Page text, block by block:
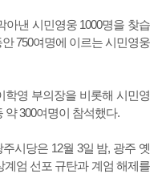
아낸 시민영웅 1000명을 찾습
750여명에 이르는 시민영웅
학영 부의장을 비롯해 시민영
약 300여명이 참석했다.
시당은 12월 3일 밤, 광주 옛
엄 선포 규탄과 계엄 해제를